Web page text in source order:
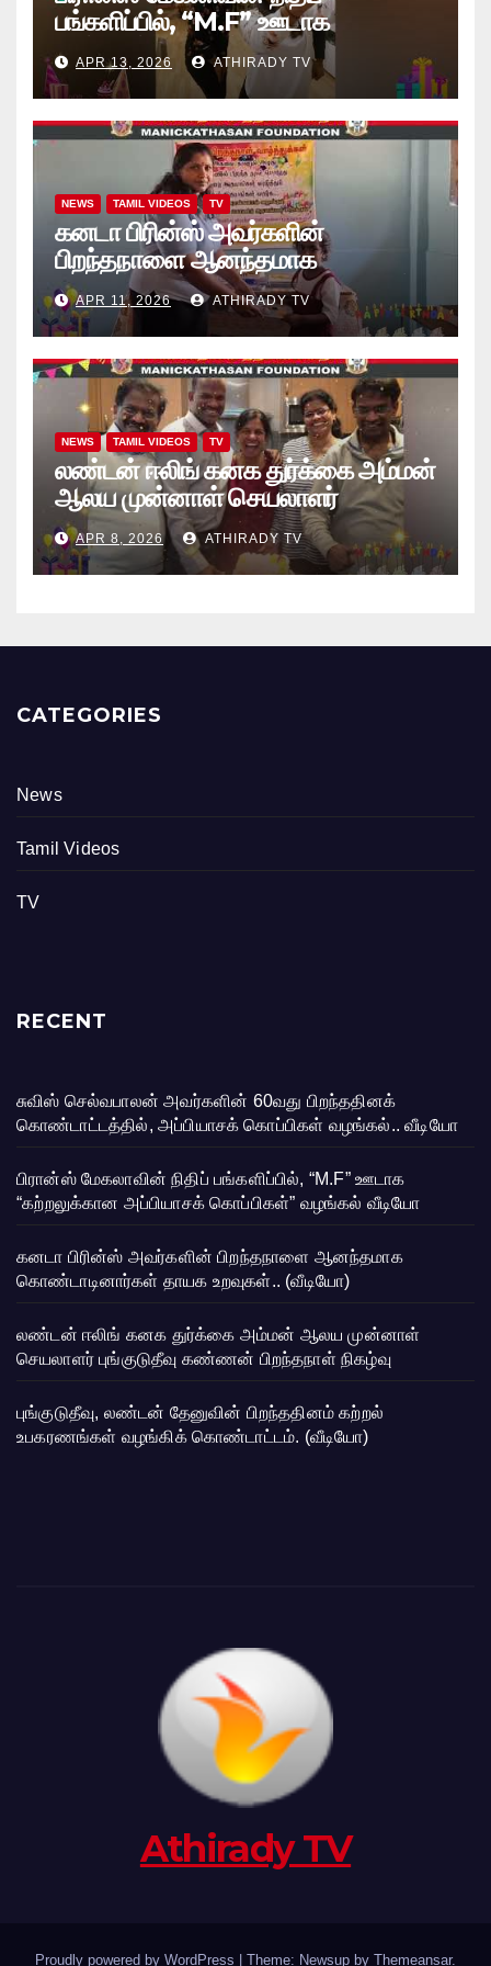
பங்களிப்பில், “M.F” ஊடாக
“கற்றலுக்கான அப்பியாசக்
கொப்பிகள்” வழங்கல் வீடியோ
APR 13, 2026 ATHIRADY TV
NEWS TAMIL VIDEOS TV
கனடா பிரின்ஸ் அவர்களின்
பிறந்தநாளை ஆனந்தமாக
கொண்டாடினார்கள் தாயக உறவுகள்..
(வீடியோ)
APR 11, 2026 ATHIRADY TV
NEWS TAMIL VIDEOS TV
லண்டன் ஈலிங் கனக துர்க்கை அம்மன்
ஆலய முன்னாள் செயலாளர்
புங்குடுதீவு கண்ணன் பிறந்தநாள்
நிகழ்வு
APR 8, 2026 ATHIRADY TV
CATEGORIES
News
Tamil Videos
TV
RECENT
சுவிஸ் செல்வபாலன் அவர்களின் 60வது பிறந்ததினக்
கொண்டாட்டத்தில், அப்பியாசக் கொப்பிகள் வழங்கல்.. வீடியோ
பிரான்ஸ் மேகலாவின் நிதிப் பங்களிப்பில், “M.F” ஊடாக
“கற்றலுக்கான அப்பியாசக் கொப்பிகள்” வழங்கல் வீடியோ
கனடா பிரின்ஸ் அவர்களின் பிறந்தநாளை ஆனந்தமாக
கொண்டாடினார்கள் தாயக உறவுகள்.. (வீடியோ)
லண்டன் ஈலிங் கனக துர்க்கை அம்மன் ஆலய முன்னாள்
செயலாளர் புங்குடுதீவு கண்ணன் பிறந்தநாள் நிகழ்வு
புங்குடுதீவு, லண்டன் தேனுவின் பிறந்ததினம் கற்றல்
உபகரணங்கள் வழங்கிக் கொண்டாட்டம். (வீடியோ)
Athirady TV
Proudly powered by WordPress Theme: Newsup by Themeansar.